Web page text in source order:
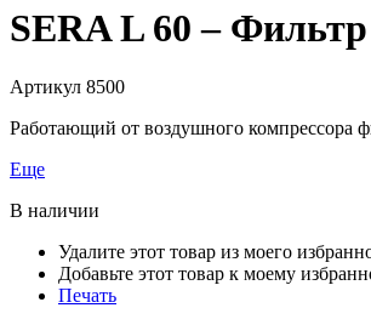
SERA L 60 –
Артикул 8500
Работающий от воздушного компрессора
Еще
В наличии
Удалите этот товар из моего
Добавьте этот товар к моему
Печать